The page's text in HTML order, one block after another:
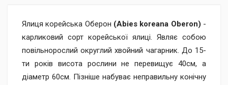
Ялиця корейська Оберон (Abies koreana Oberon) -
карликовий сорт корейської ялиці. Являє собою
повільнорослий округлий хвойний чагарник. До 15-
ти років висота рослини не перевищує 40см, а
діаметр 60см. Пізніше набуває неправильну конічну